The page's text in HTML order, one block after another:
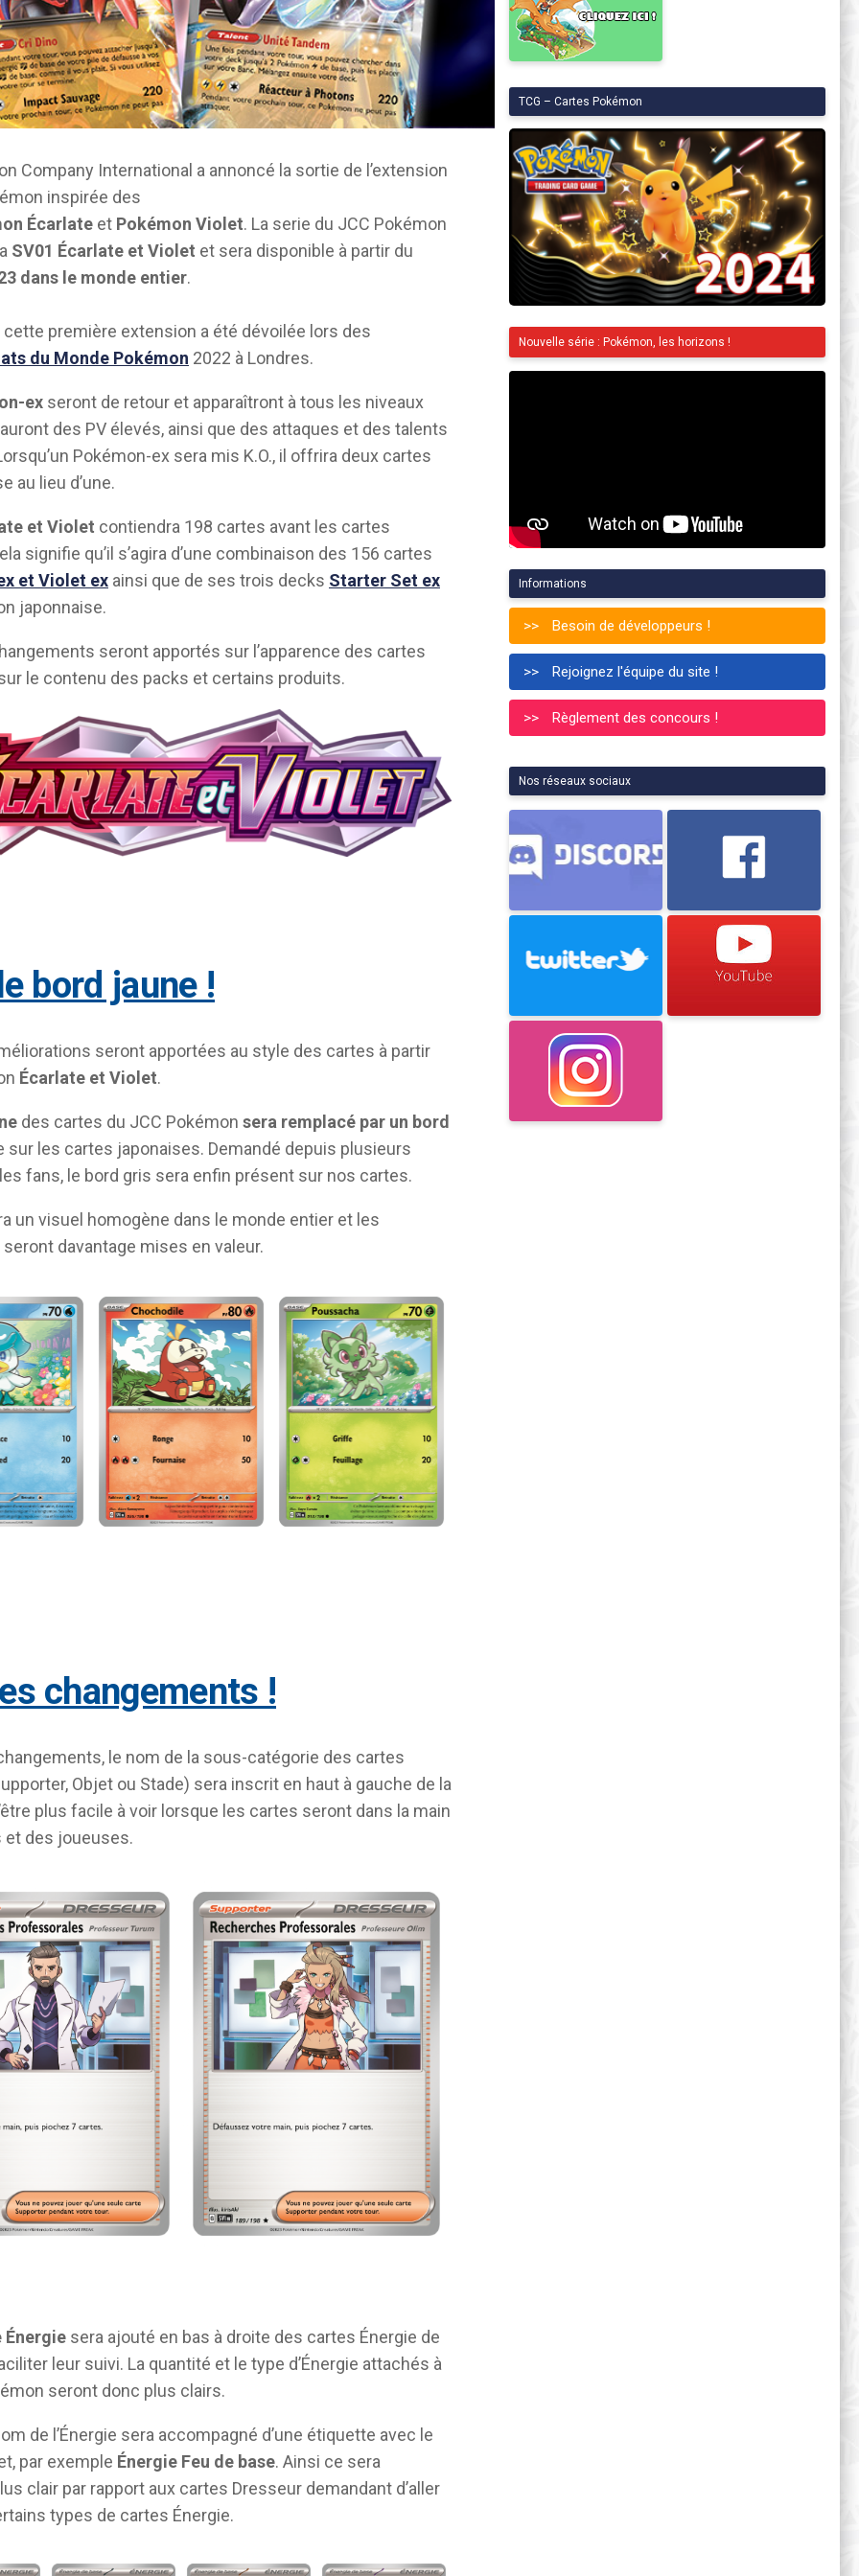
Company International a annoncé la sortie de l’extension
inspirée des
Écarlate et Pokémon Violet. La serie du JCC Pokémon
SV01 Écarlate et Violet et sera disponible à partir du
dans le monde entier.
cette première extension a été dévoilée lors des
du Monde Pokémon 2022 à Londres.
ex seront de retour et apparaîtront à tous les niveaux
auront des PV élevés, ainsi que des attaques et des talents
Pokémon-ex sera mis K.O., il offrira deux cartes
au lieu d’une.
et Violet contiendra 198 cartes avant les cartes
signifie qu’il s’agira d’une combinaison des 156 cartes
et Violet ex ainsi que de ses trois decks Starter Set ex
japonnaise.
seront apportés sur l’apparence des cartes
le contenu des packs et certains produits.
le bord jaune !
seront apportées au style des cartes à partir
Écarlate et Violet.
des cartes du JCC Pokémon sera remplacé par un bord
les cartes japonaises. Demandé depuis plusieurs
fans, le bord gris sera enfin présent sur nos cartes.
un visuel homogène dans le monde entier et les
davantage mises en valeur.
changements !
le nom de la sous-catégorie des cartes
Objet ou Stade) sera inscrit en haut à gauche de la
plus facile à voir lorsque les cartes seront dans la main
et des joueuses.
Énergie sera ajouté en bas à droite des cartes Énergie de
leur suivi. La quantité et le type d’Énergie attachés à
seront donc plus clairs.
de l’Énergie sera accompagné d’une étiquette avec le
par exemple Énergie Feu de base. Ainsi ce sera
clair par rapport aux cartes Dresseur demandant d’aller
types de cartes Énergie.
TCG – Cartes Pokémon
Nouvelle série : Pokémon, les horizons !
Informations
Besoin de développeurs !
Rejoignez l'équipe du site !
Règlement des concours !
Nos réseaux sociaux